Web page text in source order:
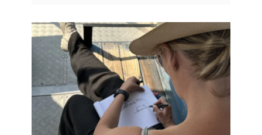
passionné des mers et des océans.